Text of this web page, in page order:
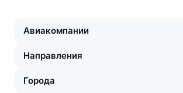
Авиакомпании
Направления
Города